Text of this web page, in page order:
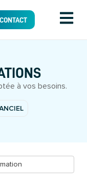
CONTACT
à vos besoins.